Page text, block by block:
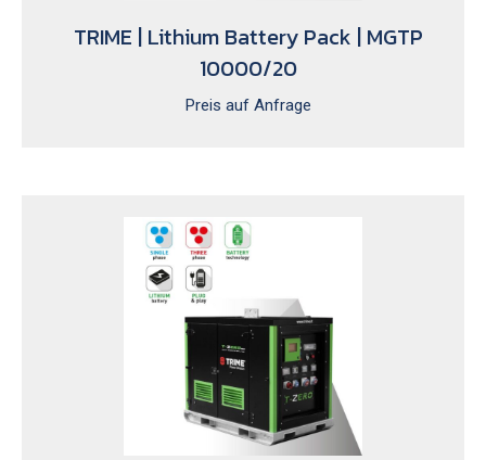
TRIME | Lithium Battery Pack | MGTP
10000/20
Preis auf Anfrage